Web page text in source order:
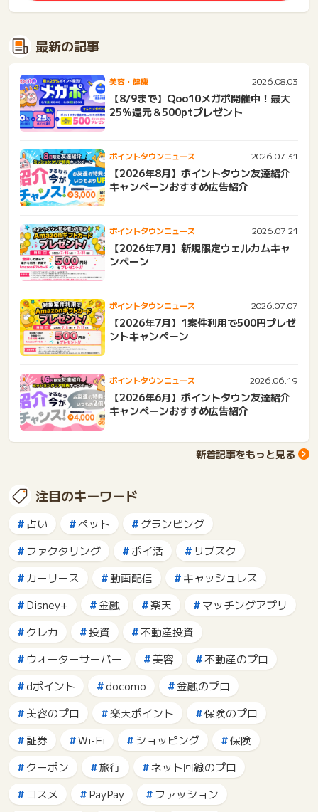
最新の記事
美容・健康 2026.08.03
【8/9まで】Qoo10メガポ開催中！最大
25%還元＆500ptプレゼント
ポイントタウンニュース 2026.07.31
【2026年8月】ポイントタウン友達紹介
キャンペーンおすすめ広告紹介
ポイントタウンニュース 2026.07.21
【2026年7月】新規限定ウェルカムキャ
ンペーン
ポイントタウンニュース 2026.07.07
【2026年7月】1案件利用で500円プレゼ
ントキャンペーン
ポイントタウンニュース 2026.06.19
【2026年6月】ポイントタウン友達紹介
キャンペーンおすすめ広告紹介
新着記事をもっと見る
注目のキーワード
占い ペット
グランピング
ファクタリング
ポイ活
サブスク
カーリース
動画配信
キャッシュレス
Disney+
金融 楽天
マッチングアプリ
クレカ
投資
不動産投資
ウォーターサーバー
美容
不動産のプロ
dポイント
docomo
金融のプロ
美容のプロ
楽天ポイント
保険のプロ
証券
Wi-Fi ショッピング
保険
クーポン
旅行
ネット回線のプロ
コスメ
PayPay
ファッション